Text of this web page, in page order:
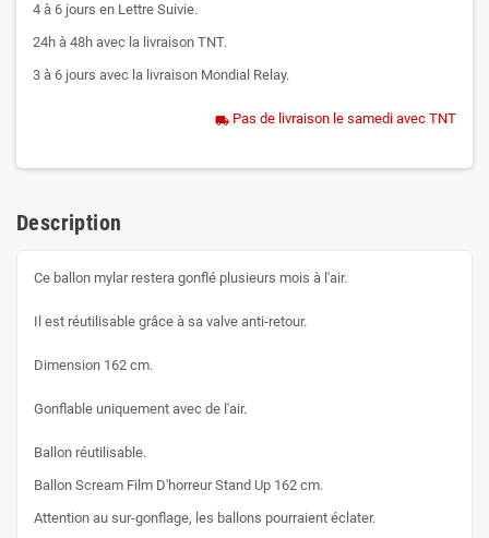
4 à 6 jours en Lettre Suivie.
24h à 48h avec la livraison TNT.
3 à 6 jours avec la livraison Mondial Relay.
local_shipping Pas de livraison le samedi avec TNT
Description
Ce ballon mylar restera gonflé plusieurs mois à l'air.
Il est réutilisable grâce à sa valve anti-retour.
Dimension 162 cm.
Gonflable uniquement avec de l'air.
Ballon réutilisable.
Ballon Scream Film D'horreur Stand Up 162 cm.
Attention au sur-gonflage, les ballons pourraient éclater.